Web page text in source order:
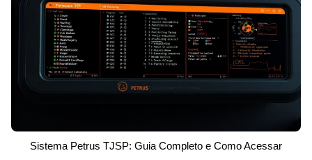
Sistema Petrus TJSP: Guia Completo e Como Acessar